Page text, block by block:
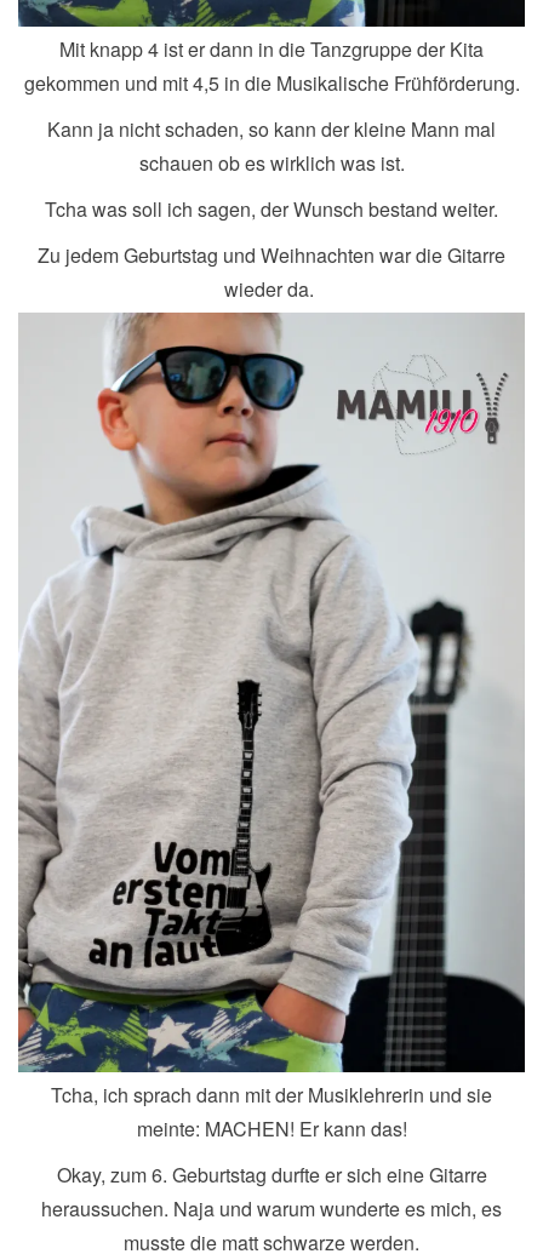
Mit knapp 4 ist er dann in die Tanzgruppe der Kita
gekommen und mit 4,5 in die Musikalische Frühförderung.
Kann ja nicht schaden, so kann der kleine Mann mal
schauen ob es wirklich was ist.
Tcha was soll ich sagen, der Wunsch bestand weiter.
Zu jedem Geburtstag und Weihnachten war die Gitarre
wieder da.
Tcha, ich sprach dann mit der Musiklehrerin und sie
meinte: MACHEN! Er kann das!
Okay, zum 6. Geburtstag durfte er sich eine Gitarre
heraussuchen. Naja und warum wunderte es mich, es
musste die matt schwarze werden.